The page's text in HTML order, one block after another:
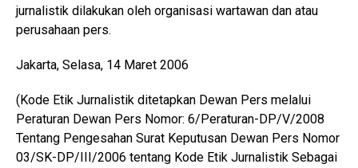
jurnalistik dilakukan oleh organisasi wartawan dan atau
perusahaan pers.
Jakarta, Selasa, 14 Maret 2006
(Kode Etik Jurnalistik ditetapkan Dewan Pers melalui
Peraturan Dewan Pers Nomor: 6/Peraturan-DP/V/2008
Tentang Pengesahan Surat Keputusan Dewan Pers Nomor
03/SK-DP/III/2006 tentang Kode Etik Jurnalistik Sebagai